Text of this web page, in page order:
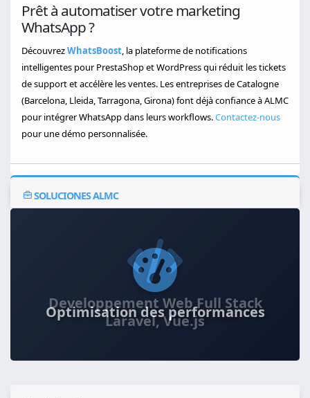
Prêt à automatiser votre marketing
WhatsApp ?
DécouvrezWhatsBoost, la plateforme de notifications
intelligentes pour PrestaShop et WordPress qui réduit les tickets
de support et accélère les ventes. Les entreprises de Catalogne
(Barcelona, Lleida, Tarragona, Girona) font déjà confiance à ALMC
pour intégrer WhatsApp dans leurs workflows.Contactez-nous
pour une démo personnalisée.
SOLUCIONES ALMC
Optimisation des performances